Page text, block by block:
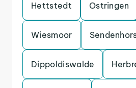
Hettstedt Ostringen
Wiesmoor
Dippoldiswalde